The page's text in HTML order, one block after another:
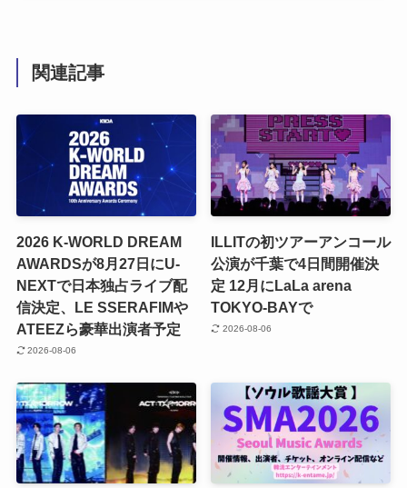
関連記事
2026 K-WORLD DREAM
AWARDSが8月27日にU-
NEXTで日本独占ライブ配
信決定、LE SSERAFIMや
ATEEZら豪華出演者予定
2026-08-06
ILLITの初ツアーアンコール
公演が千葉で4日間開催決
定 12月にLaLa arena
TOKYO-BAYで
2026-08-06